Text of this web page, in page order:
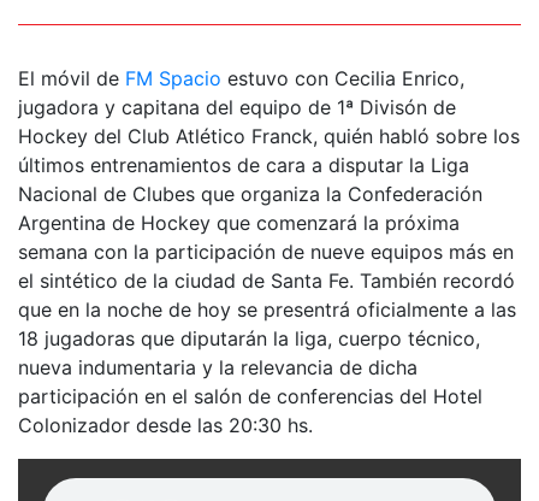
El móvil de FM Spacio estuvo con Cecilia Enrico,
jugadora y capitana del equipo de 1ª Divisón de
Hockey del Club Atlético Franck, quién habló sobre los
últimos entrenamientos de cara a disputar la Liga
Nacional de Clubes que organiza la Confederación
Argentina de Hockey que comenzará la próxima
semana con la participación de nueve equipos más en
el sintético de la ciudad de Santa Fe. También recordó
que en la noche de hoy se presentrá oficialmente a las
18 jugadoras que diputarán la liga, cuerpo técnico,
nueva indumentaria y la relevancia de dicha
participación en el salón de conferencias del Hotel
Colonizador desde las 20:30 hs.